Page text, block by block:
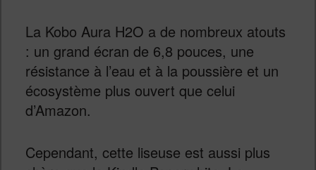
La Kobo Aura H2O a de nombreux atouts
: un grand écran de 6,8 pouces, une
résistance à l’eau et à la poussière et un
écosystème plus ouvert que celui
d’Amazon.
Cependant, cette liseuse est aussi plus